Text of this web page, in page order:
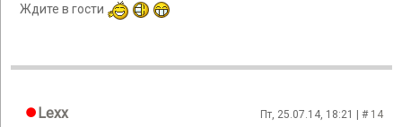
Ждите в гости
Lexx Пт, 25.07.14, 18:21 | # 14